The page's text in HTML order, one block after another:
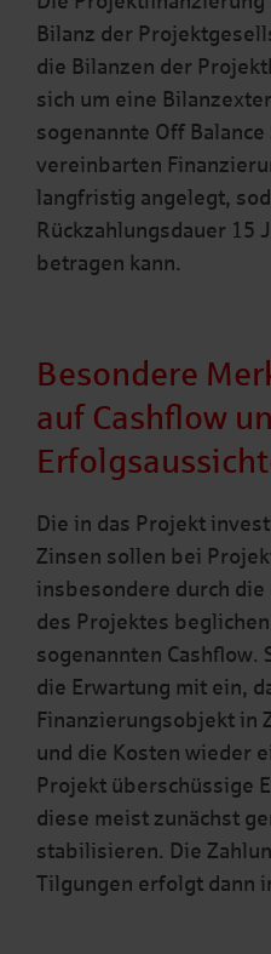
Bilanz der
die Bilanzen der
sich um eine
sogenannte Off
vereinbarten
langfristig angelegt,
Rückzahlungsdauer 15
betragen kann.
Besondere
auf Cashflow
Die in das Projekt
Zinsen sollen bei
insbesondere durch
des Projektes
sogenannten Cashflow.
die Erwartung mit ein,
Finanzierungsobjekt in
und die Kosten wieder
Projekt überschüssige
diese meist zunächst
stabilisieren. Die
Tilgungen erfolgt dann